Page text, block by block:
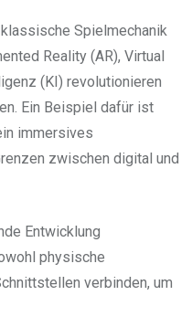
Spielmechanik
Reality (AR), Virtual
(KI) revolutionieren
Ein Beispiel dafür ist
immersives
zwischen digital und
Entwicklung
physische
verbinden, um